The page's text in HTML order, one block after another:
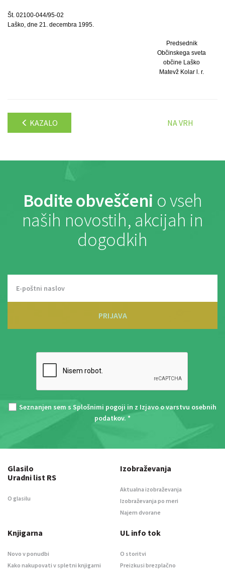
Št. 02100-044/95-02
Laško, dne 21. decembra 1995.
Predsednik
Občinskega sveta
občine Laško
Matevž Kolar l. r.
KAZALO NA VRH
Bodite obveščeni o vseh
naših novostih, akcijah in
dogodkih
PRIJAVA
Seznanjen sem s Splošnimi pogoji in z Izjavo o varstvu osebnih
podatkov. *
Glasilo
Uradni list RS
O glasilu
Izobraževanja
Aktualna izobraževanja
Izobraževanja po meri
Najem dvorane
Knjigarna
Novo v ponudbi
Kako nakupovati v spletni knjigarni
UL info tok
O storitvi
Preizkusi brezplačno